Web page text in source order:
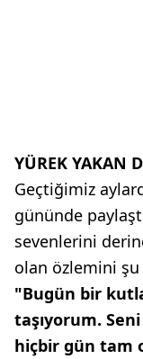
YÜREK YAKAN
Geçtiğimiz
gününde
sevenlerini
olan özlemini
"Bugün bir
taşıyorum.
hiçbir gün tam